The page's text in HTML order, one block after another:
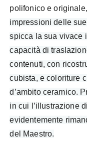
polifonico e
impressioni delle
spicca la sua vivace
capacità di
contenuti, con
cubista, e coloriture
d’ambito ceramico.
in cui l’illustrazione
evidentemente
del Maestro.